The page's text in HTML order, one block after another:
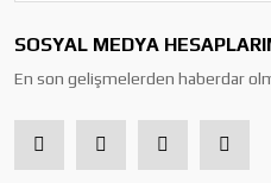
SOSYAL MEDYA
En son gelişmelerden haberdar